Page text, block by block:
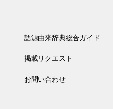
語源由来辞典総合ガイド
掲載リクエスト
お問い合わせ